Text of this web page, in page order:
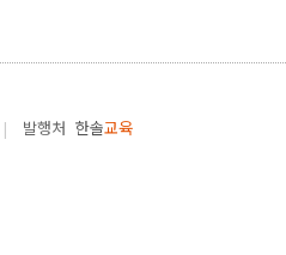
| 발행처 한솔교육